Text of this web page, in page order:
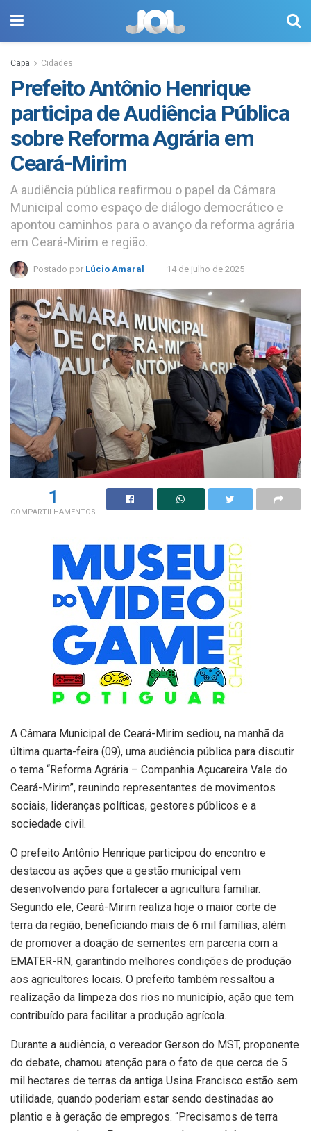
Capa Cidades
Prefeito Antônio Henrique
participa de Audiência Pública
sobre Reforma Agrária em
Ceará-Mirim
A audiência pública reafirmou o papel da Câmara
Municipal como espaço de diálogo democrático e
apontou caminhos para o avanço da reforma agrária
em Ceará-Mirim e região.
Postado por Lúcio Amaral 14 de julho de 2025
1
COMPARTILHAMENTOS
A Câmara Municipal de Ceará-Mirim sediou, na manhã da
última quarta-feira (09), uma audiência pública para discutir
o tema “Reforma Agrária – Companhia Açucareira Vale do
Ceará-Mirim”, reunindo representantes de movimentos
sociais, lideranças políticas, gestores públicos e a
sociedade civil.
O prefeito Antônio Henrique participou do encontro e
destacou as ações que a gestão municipal vem
desenvolvendo para fortalecer a agricultura familiar.
Segundo ele, Ceará-Mirim realiza hoje o maior corte de
terra da região, beneficiando mais de 6 mil famílias, além
de promover a doação de sementes em parceria com a
EMATER-RN, garantindo melhores condições de produção
aos agricultores locais. O prefeito também ressaltou a
realização da limpeza dos rios no município, ação que tem
contribuído para facilitar a produção agrícola.
Durante a audiência, o vereador Gerson do MST, proponente
do debate, chamou atenção para o fato de que cerca de 5
mil hectares de terras da antiga Usina Francisco estão sem
utilidade, quando poderiam estar sendo destinadas ao
plantio e à geração de empregos. “Precisamos de terra